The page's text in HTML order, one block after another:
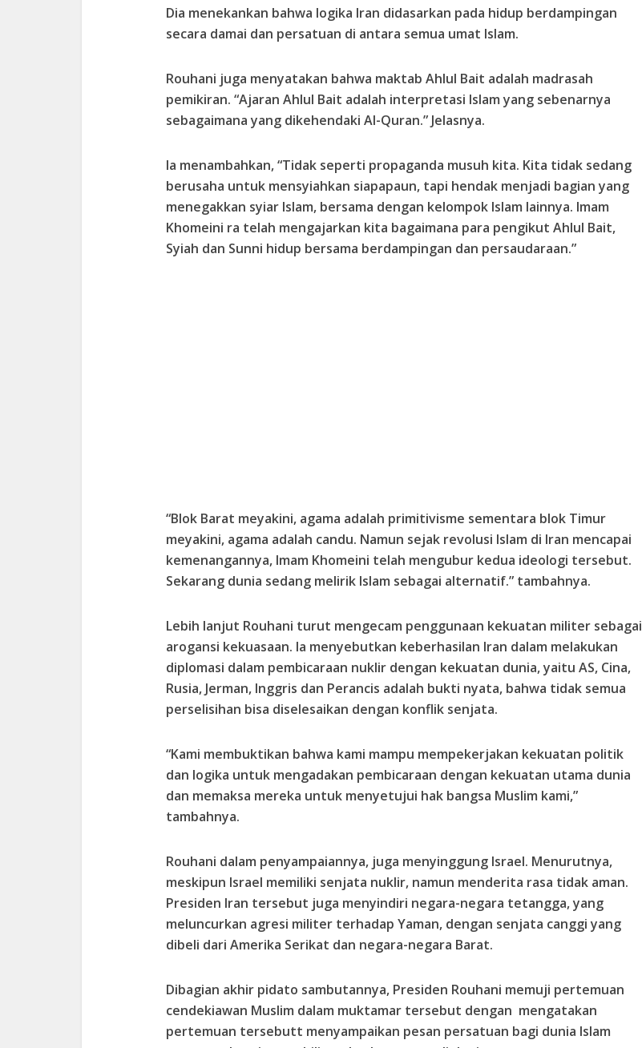
Dia menekankan bahwa logika Iran didasarkan pada hidup berdampingan
secara damai dan persatuan di antara semua umat Islam.
Rouhani juga menyatakan bahwa maktab Ahlul Bait adalah madrasah
pemikiran. “Ajaran Ahlul Bait adalah interpretasi Islam yang sebenarnya
sebagaimana yang dikehendaki Al-Quran.” Jelasnya.
Ia menambahkan, “Tidak seperti propaganda musuh kita. Kita tidak sedang
berusaha untuk mensyiahkan siapapaun, tapi hendak menjadi bagian yang
menegakkan syiar Islam, bersama dengan kelompok Islam lainnya. Imam
Khomeini ra telah mengajarkan kita bagaimana para pengikut Ahlul Bait,
Syiah dan Sunni hidup bersama berdampingan dan persaudaraan.”
“Blok Barat meyakini, agama adalah primitivisme sementara blok Timur
meyakini, agama adalah candu. Namun sejak revolusi Islam di Iran mencapai
kemenangannya, Imam Khomeini telah mengubur kedua ideologi tersebut.
Sekarang dunia sedang melirik Islam sebagai alternatif.” tambahnya.
Lebih lanjut Rouhani turut mengecam penggunaan kekuatan militer sebagai
arogansi kekuasaan. Ia menyebutkan keberhasilan Iran dalam melakukan
diplomasi dalam pembicaraan nuklir dengan kekuatan dunia, yaitu AS, Cina,
Rusia, Jerman, Inggris dan Perancis adalah bukti nyata, bahwa tidak semua
perselisihan bisa diselesaikan dengan konflik senjata.
“Kami membuktikan bahwa kami mampu mempekerjakan kekuatan politik
dan logika untuk mengadakan pembicaraan dengan kekuatan utama dunia
dan memaksa mereka untuk menyetujui hak bangsa Muslim kami,”
tambahnya.
Rouhani dalam penyampaiannya, juga menyinggung Israel. Menurutnya,
meskipun Israel memiliki senjata nuklir, namun menderita rasa tidak aman.
Presiden Iran tersebut juga menyindiri negara-negara tetangga, yang
meluncurkan agresi militer terhadap Yaman, dengan senjata canggi yang
dibeli dari Amerika Serikat dan negara-negara Barat.
Dibagian akhir pidato sambutannya, Presiden Rouhani memuji pertemuan
cendekiawan Muslim dalam muktamar tersebut dengan mengatakan
pertemuan tersebutt menyampaikan pesan persatuan bagi dunia Islam